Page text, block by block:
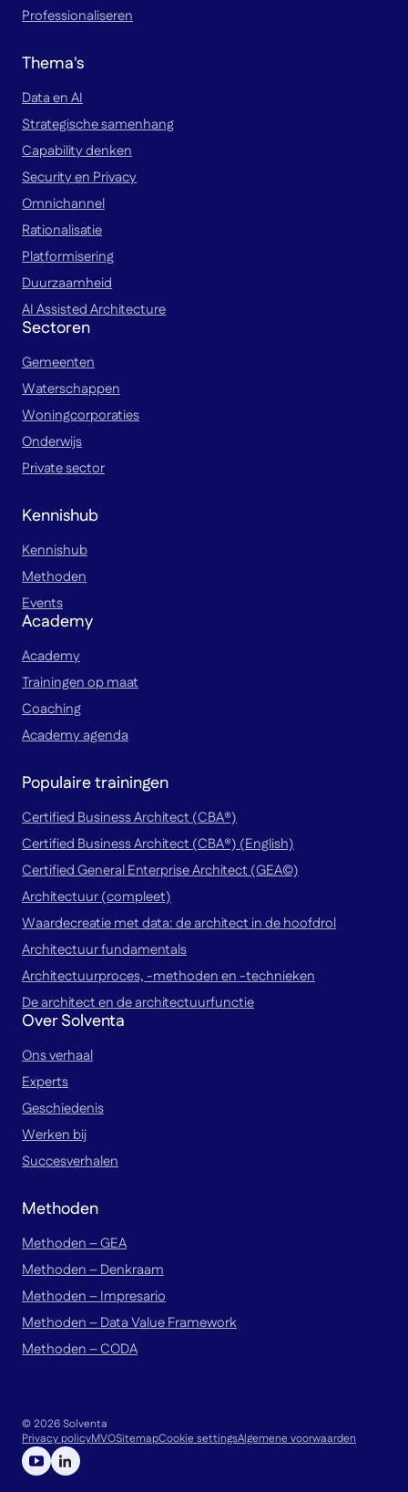
Professionaliseren
Thema's
Data en AI
Strategische samenhang
Capability denken
Security en Privacy
Omnichannel
Rationalisatie
Platformisering
Duurzaamheid
AI Assisted Architecture
Sectoren
Gemeenten
Waterschappen
Woningcorporaties
Onderwijs
Private sector
Kennishub
Kennishub
Methoden
Events
Academy
Academy
Trainingen op maat
Coaching
Academy agenda
Populaire trainingen
Certified Business Architect (CBA®)
Certified Business Architect (CBA®) (English)
Certified General Enterprise Architect (GEA©)
Architectuur (compleet)
Waardecreatie met data: de architect in de hoofdrol
Architectuur fundamentals
Architectuurproces, -methoden en -technieken
De architect en de architectuurfunctie
Over Solventa
Ons verhaal
Experts
Geschiedenis
Werken bij
Succesverhalen
Methoden
Methoden – GEA
Methoden – Denkraam
Methoden – Impresario
Methoden – Data Value Framework
Methoden – CODA
© 2026 Solventa
Privacy policyMVOSitemapCookie settingsAlgemene voorwaarden